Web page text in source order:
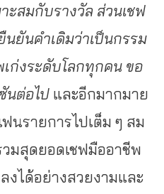
ะสมกับรางวัล ส่วนเชฟ
นยันคำเดิมว่าเป็นกรรม
ก่งระดับโลกทุกคน ขอ
นต่อไปและอีกมากมาย
นรายการไปเต็ม ๆ สม
วมสุดยอดเชฟมืออาชีพ
งได้อย่างสวยงามและ